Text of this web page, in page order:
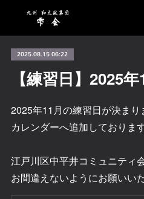
2025.08.15 06:22
【練習日】2025
2025年11月の練習日が決まり
カレンダーへ追加しております
江戸川区中平井コミュニティ
お間違えないようにお願いい